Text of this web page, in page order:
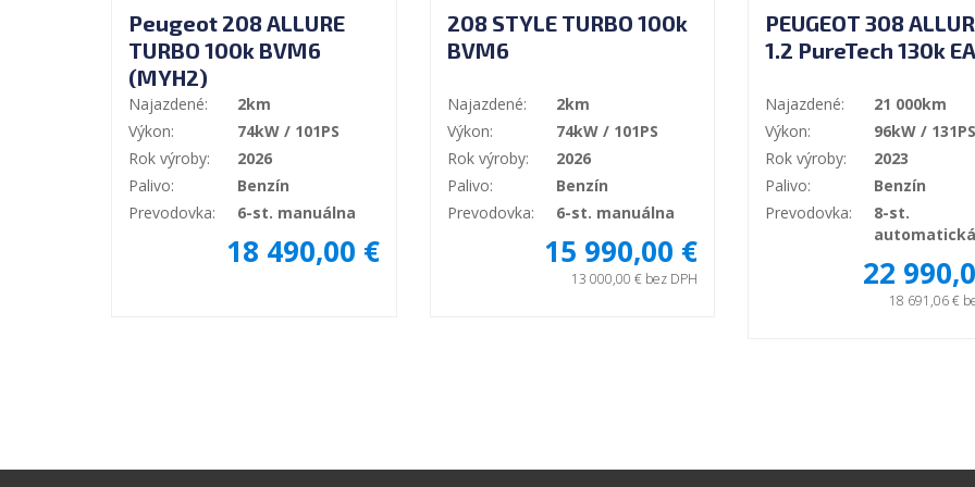
Peugeot 208 ALLURE
TURBO 100k BVM6
(MYH2)
Najazdené:
2km
Výkon:
74kW / 101PS
Rok výroby:
2026
Palivo:
Benzín
Prevodovka:
6-st. manuálna
18 490,00 €
208 STYLE TURBO 100k
BVM6
Najazdené:
2km
Výkon:
74kW / 101PS
Rok výroby:
2026
Palivo:
Benzín
Prevodovka:
6-st. manuálna
15 990,00 €
13 000,00 € bez DPH
PEUGEOT 308
1.2 PureTech 130k
Najazdené:
21 000km
Výkon:
96kW / 131PS
Rok výroby:
2023
Palivo:
Benzín
Prevodovka:
8-st.
automatická
22
18 691,06 €